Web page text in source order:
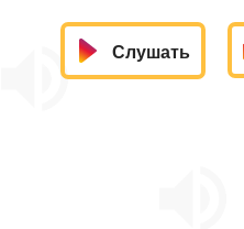
Слушать